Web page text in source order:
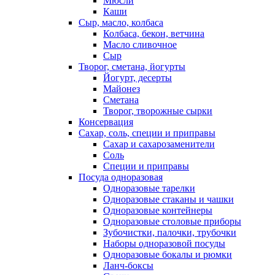
Каши
Сыр, масло, колбаса
Колбаса, бекон, ветчина
Масло сливочное
Сыр
Творог, сметана, йогурты
Йогурт, десерты
Майонез
Сметана
Творог, творожные сырки
Консервация
Сахар, соль, специи и приправы
Сахар и сахарозаменители
Соль
Специи и приправы
Посуда одноразовая
Одноразовые тарелки
Одноразовые стаканы и чашки
Одноразовые контейнеры
Одноразовые столовые приборы
Зубочистки, палочки, трубочки
Наборы одноразовой посуды
Одноразовые бокалы и рюмки
Ланч-боксы